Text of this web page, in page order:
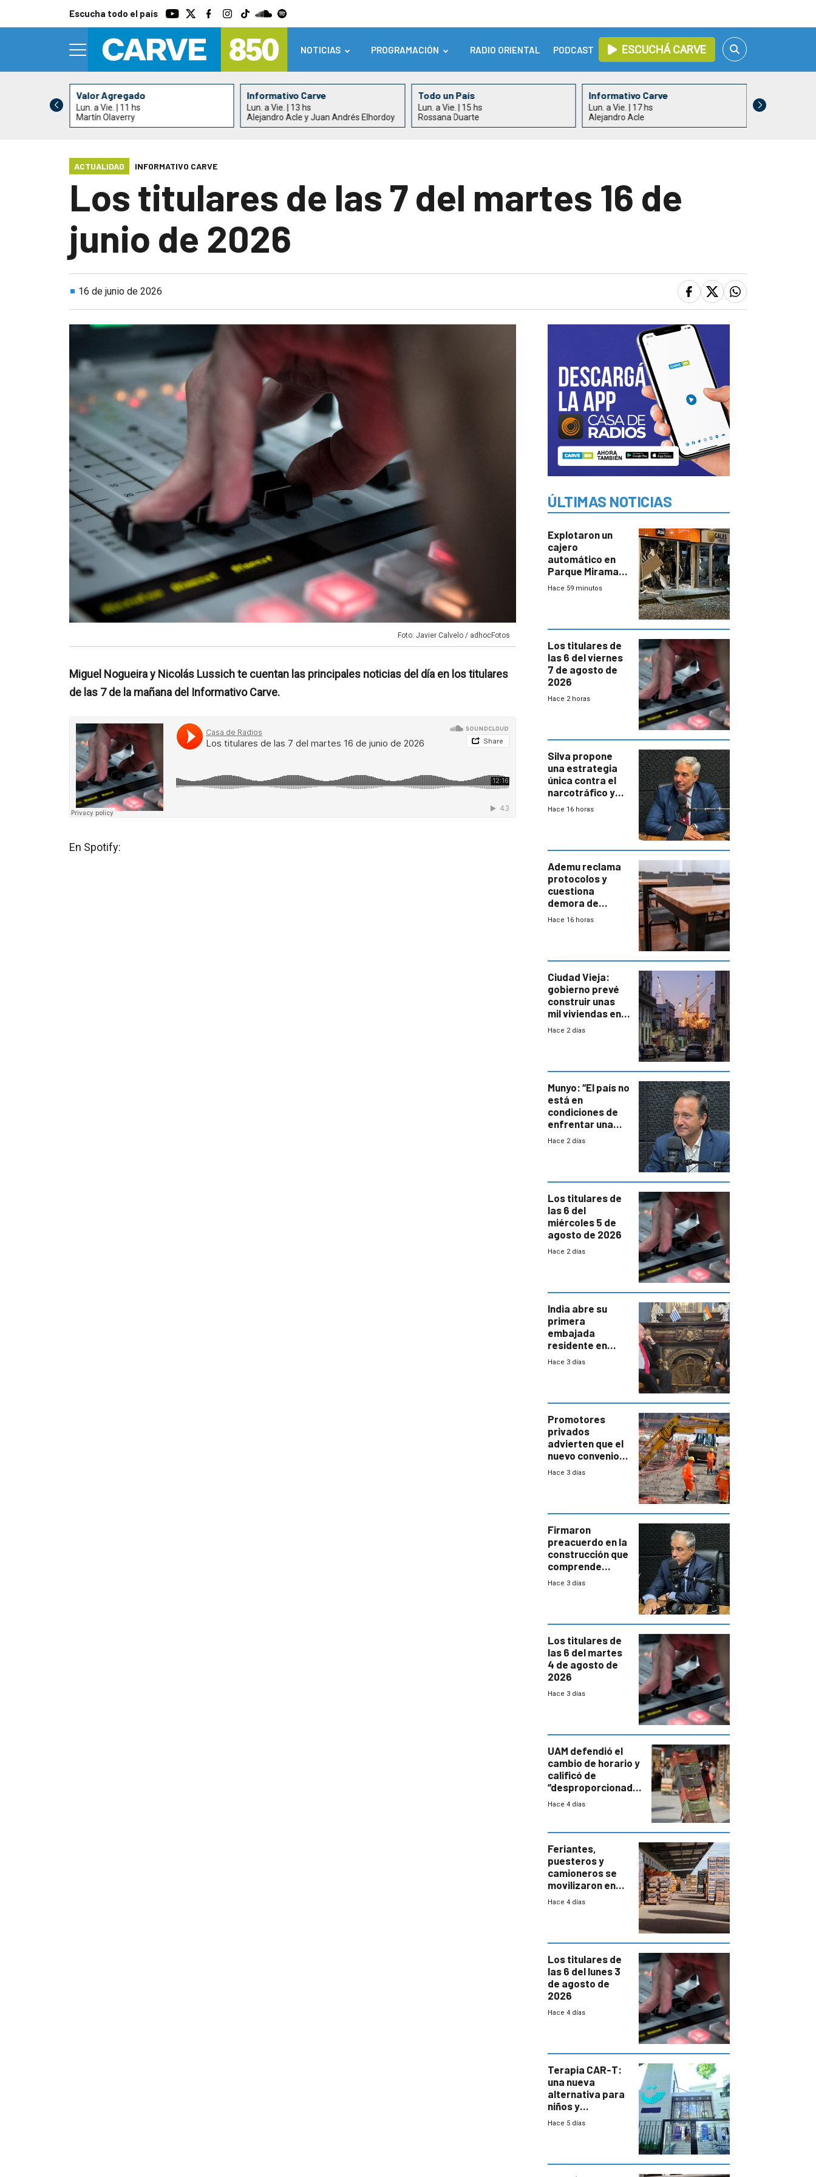
Escucha todo el país
NOTICIAS PROGRAMACIÓN RADIO ORIENTAL PODCAST ESCUCHÁ CARVE
Valor Agregado
Lun. a Vie. | 11 hs
Martín Olaverry
Informativo Carve
Lun. a Vie. | 13 hs
Alejandro Acle y Juan Andrés Elhordoy
Todo un País
Lun. a Vie. | 15 hs
Rossana Duarte
Informativo Carve
Lun. a Vie. | 17 hs
Alejandro Acle
Lun. a Vie. | 18
ACTUALIDAD INFORMATIVO CARVE
Los titulares de las 7 del martes 16 de
junio de 2026
16 de junio de 2026
Foto: Javier Calvelo / adhocFotos
Miguel Nogueira y Nicolás Lussich te cuentan las principales noticias del día en los titulares
de las 7 de la mañana del Informativo Carve.
En Spotify:
ÚLTIMAS NOTICIAS
Explotaron un
cajero
automático en
Parque Miramar;
hay 3 detenidos
Hace 59 minutos
Los titulares de
las 6 del viernes
7 de agosto de
2026
Hace 2 horas
Silva propone
una estrategia
única contra el
narcotráfico y
mayor
Hace 16 horas
Ademu reclama
protocolos y
cuestiona
demora de
Primaria ante
Hace 16 horas
Ciudad Vieja:
gobierno prevé
construir unas
mil viviendas en
un plan de
Hace 2 días
Munyo: “El país no
está en
condiciones de
enfrentar una
reducción de la
Hace 2 días
Los titulares de
las 6 del
miércoles 5 de
agosto de 2026
Hace 2 días
India abre su
primera
embajada
residente en
Uruguay y crecen
enorme
potencial
Hace 3 días
Promotores
privados
advierten que el
nuevo convenio
de la
a revisar
proyectos
Hace 3 días
Firmaron
preacuerdo en la
construcción que
comprende
reducción
Hace 3 días
Los titulares de
las 6 del martes
4 de agosto de
2026
Hace 3 días
UAM defendió el
cambio de horario y
calificó de
“desproporcionado”
el bloqueo de
Hace 4 días
Feriantes,
puesteros y
camioneros se
movilizaron en
rechazo a
Hace 4 días
Los titulares de
las 6 del lunes 3
de agosto de
2026
Hace 4 días
Terapia CAR-T:
una nueva
alternativa para
niños y
adolescentes
Hace 5 días